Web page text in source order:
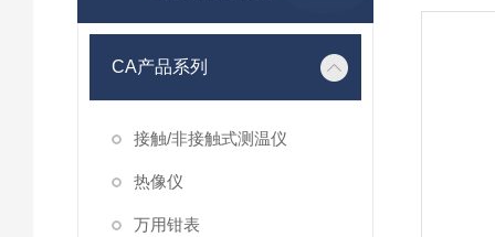
CA产品系列
接触/非接触式测温仪
热像仪
万用钳表